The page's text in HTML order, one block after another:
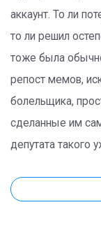
аккаунт. То ли
то ли решил
тоже была
репост мемов,
болельщика,
сделанные им
депутата такого